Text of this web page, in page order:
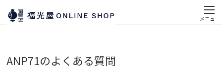
メニュー
ANP71のよくある質問